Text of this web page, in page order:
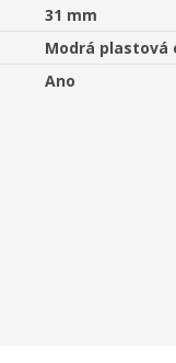
31 mm
Modrá plastová
Ano